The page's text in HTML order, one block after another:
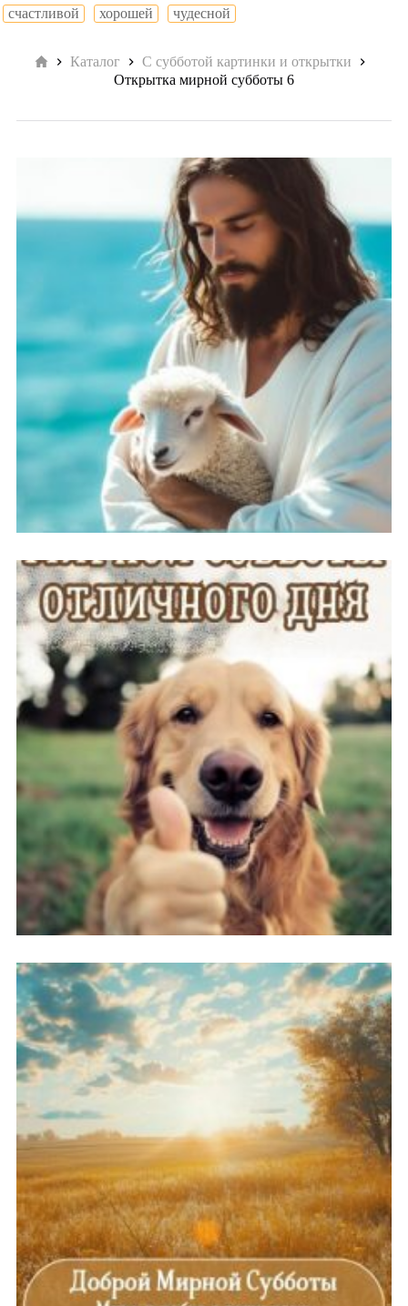
счастливой
хорошей чудесной
Главная
Каталог
С субботой картинки и открытки
Открытка мирной субботы 6